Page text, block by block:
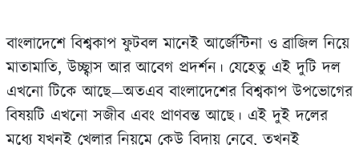
বাংলাদেশে বিশ্বকাপ ফুটবল মানেই আর্জেন্টিনা ও ব্রাজিল নিয়ে
মাতামাতি, উচ্ছ্বাস আর আবেগ প্রদর্শন। যেহেতু এই দুটি দল
এখনো টিকে আছে—অতএব বাংলাদেশের বিশ্বকাপ উপভোগের
বিষয়টি এখনো সজীব এবং প্রাণবন্ত আছে। এই দুই দলের
মধ্যে যখনই খেলার নিয়মে কেউ বিদায় নেবে, তখনই